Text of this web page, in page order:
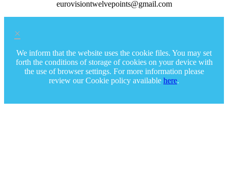
eurovisiontwelvepoints@gmail.com
×
We inform that the website uses the cookie files. You may set
forth the conditions of storage of cookies on your device with
the use of browser settings. For more information please
review our Cookie policy available here.